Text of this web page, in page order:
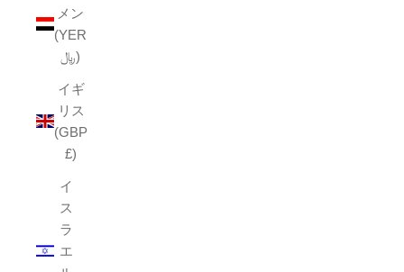
メン
(YER
﷼)
イギ
リス
(GBP
£)
イ
ス
ラ
エ